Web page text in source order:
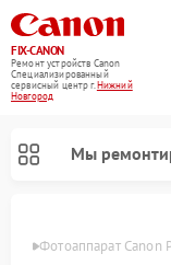
FIX-CANON
Ремонт устройств Canon
Специализированный
cервисный центр г.Нижний
Новгород
Мы
Фотоаппарат Canon